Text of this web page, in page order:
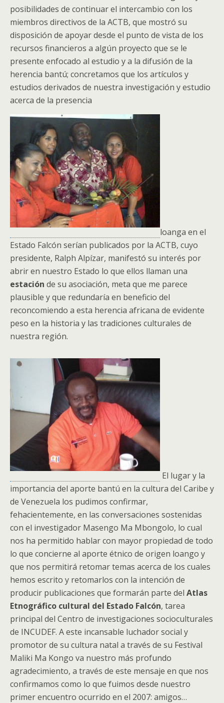
posibilidades de continuar el intercambio con los
miembros directivos de la ACTB, que mostró su
disposición de apoyar desde el punto de vista de los
recursos financieros a algún proyecto que se le
presente enfocado al estudio y a la difusión de la
herencia bantú; concretamos que los artículos y
estudios derivados de nuestra investigación y estudio
acerca de la presencia
loanga en el
Estado Falcón serían publicados por la ACTB, cuyo
presidente, Ralph Alpízar, manifestó su interés por
abrir en nuestro Estado lo que ellos llaman una
estación de su asociación, meta que me parece
plausible y que redundaría en beneficio del
reconcomiendo a esta herencia africana de evidente
peso en la historia y las tradiciones culturales de
nuestra región.
El lugar y la
importancia del aporte bantú en la cultura del Caribe y
de Venezuela los pudimos confirmar,
fehacientemente, en las conversaciones sostenidas
con el investigador Masengo Ma Mbongolo, lo cual
nos ha permitido hablar con mayor propiedad de todo
lo que concierne al aporte étnico de origen loango y
que nos permitirá retomar temas acerca de los cuales
hemos escrito y retomarlos con la intención de
producir publicaciones que formarán parte del Atlas
Etnográfico cultural del Estado Falcón, tarea
principal del Centro de investigaciones socioculturales
de INCUDEF. A este incansable luchador social y
promotor de su cultura natal a través de su Festival
Maliki Ma Kongo va nuestro más profundo
agradecimiento, a través de este mensaje en que nos
confirmamos como lo que fuimos desde nuestro
primer encuentro ocurrido en el 2007: amigos…